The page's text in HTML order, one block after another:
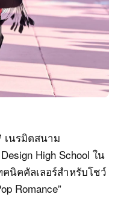
นรมิตสนาม
High School ใน
คนิคคัลเลอร์สำหรับโชว์
Romance”